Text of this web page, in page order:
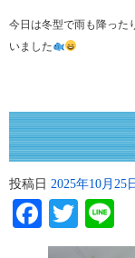
今日は冬型で雨も降った
いました
投稿日 2025年10月25